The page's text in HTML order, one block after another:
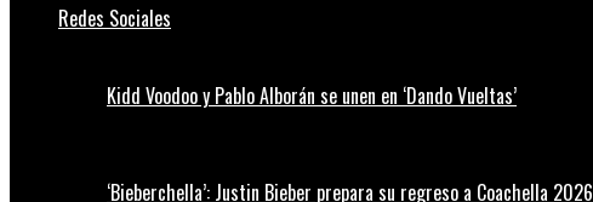
Redes Sociales
Kidd Voodoo y Pablo Alborán se unen en ‘Dando Vueltas’
‘Bieberchella’: Justin Bieber prepara su regreso a Coachella 2026